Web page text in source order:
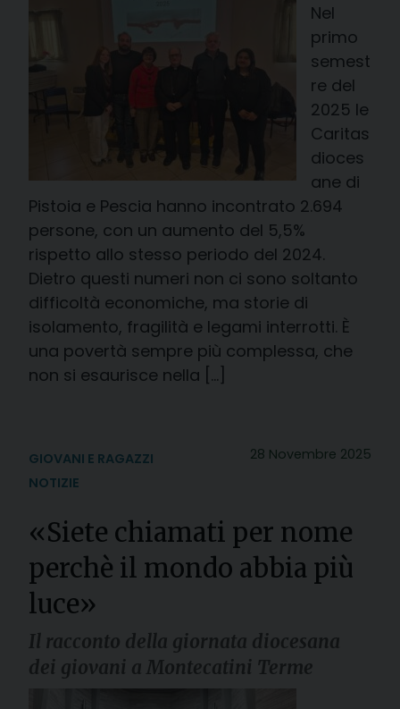
Nel
primo
semest
re del
2025 le
Caritas
dioces
ane di
Pistoia e Pescia hanno incontrato 2.694
persone, con un aumento del 5,5%
rispetto allo stesso periodo del 2024.
Dietro questi numeri non ci sono soltanto
difficoltà economiche, ma storie di
isolamento, fragilità e legami interrotti. È
una povertà sempre più complessa, che
non si esaurisce nella […]
28 Novembre 2025
GIOVANI E RAGAZZI
NOTIZIE
«Siete chiamati per nome
perchè il mondo abbia più
luce»
Il racconto della giornata diocesana
dei giovani a Montecatini Terme